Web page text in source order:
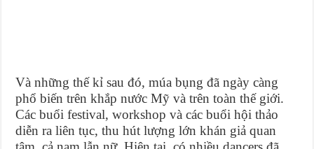
Và những thế kỉ sau đó, múa bụng đã ngày càng
phổ biến trên khắp nước Mỹ và trên toàn thế giới.
Các buổi festival, workshop và các buổi hội thảo
diễn ra liên tục, thu hút lượng lớn khán giả quan